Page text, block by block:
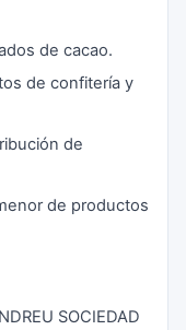
de cacao.
de confitería y
de
de productos
SOCIEDAD